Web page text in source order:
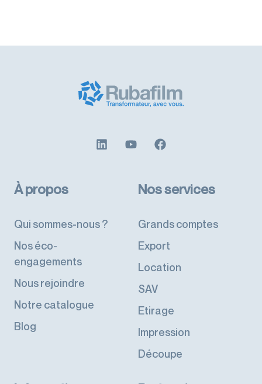
À propos
Qui sommes-nous ?
Nos éco-
engagements
Nous rejoindre
Notre catalogue
Blog
Nos services
Grands comptes
Export
Location
SAV
Etirage
Impression
Découpe